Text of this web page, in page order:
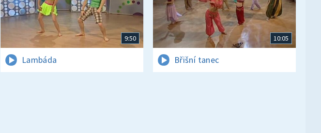
9:50
Lambáda
10:05
Břišní tanec